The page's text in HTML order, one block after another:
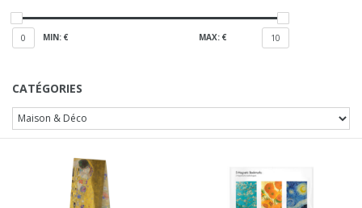
0 MIN: € MAX: € 10
CATÉGORIES